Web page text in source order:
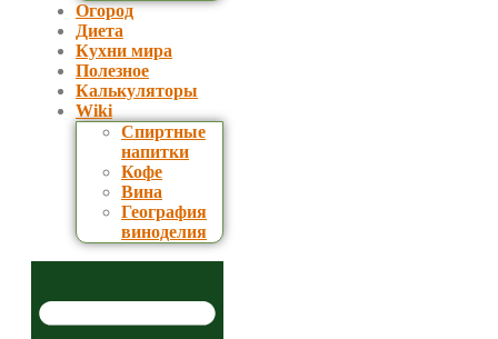
Огород
Диета
Кухни мира
Полезное
Калькуляторы
Wiki
Спиртные
напитки
Кофе
Вина
География
виноделия